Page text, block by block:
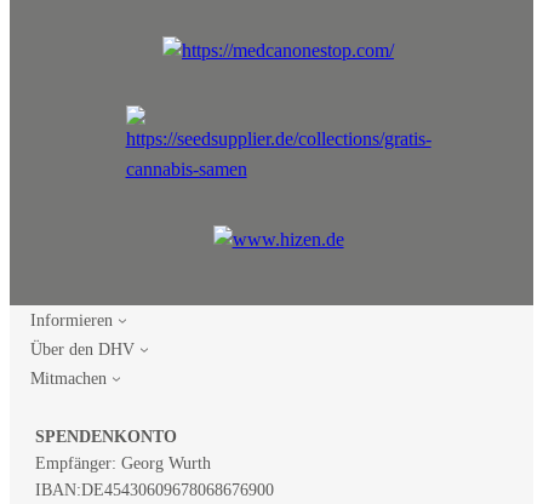
Informieren
Über den DHV
Mitmachen
SPENDENKONTO
Empfänger: Georg Wurth
IBAN:DE45430609678068676900